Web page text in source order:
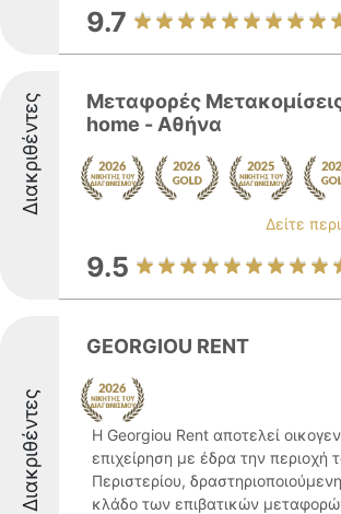
9.7
Διακριθέντες
Μεταφορές
home - Αθήνα
Δείτε
9.5
Διακριθέντες
GEORGIOU RENT
Η Georgiou Rent αποτελεί
επιχείρηση με έδρα την περιοχή
Περιστερίου,
κλάδο των επιβατικών